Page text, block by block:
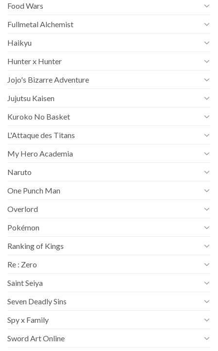
Food Wars
Fullmetal Alchemist
Haikyu
Hunter x Hunter
Jojo's Bizarre Adventure
Jujutsu Kaisen
Kuroko No Basket
L'Attaque des Titans
My Hero Academia
Naruto
One Punch Man
Overlord
Pokémon
Ranking of Kings
Re : Zero
Saint Seiya
Seven Deadly Sins
Spy x Family
Sword Art Online